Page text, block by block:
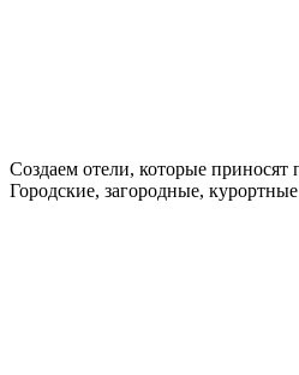
Создаем отели, которые приносят
Городские, загородные,